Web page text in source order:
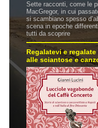
Sette racconti, come le
MacGregor, in cui
si scambiano spesso
scena in epoche
tutti da scoprire
Regalatevi e
alle sciantose e